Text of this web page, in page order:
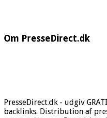
Om PresseDirect.dk
PresseDirect.dk - udgiv
backlinks. Distribution af